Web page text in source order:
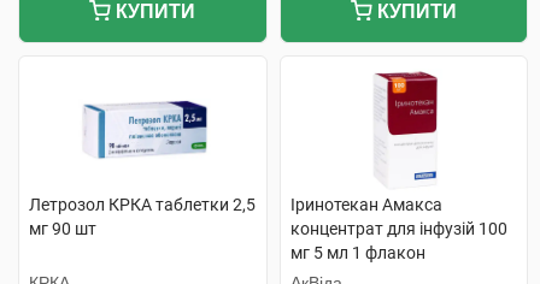
КУПИТИ КУПИТИ
Летрозол КРКА таблетки 2,5
мг 90 шт
Іринотекан Амакса
концентрат для інфузій 100
мг 5 мл 1 флакон